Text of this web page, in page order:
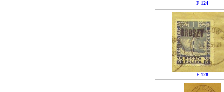
F 124
F 128